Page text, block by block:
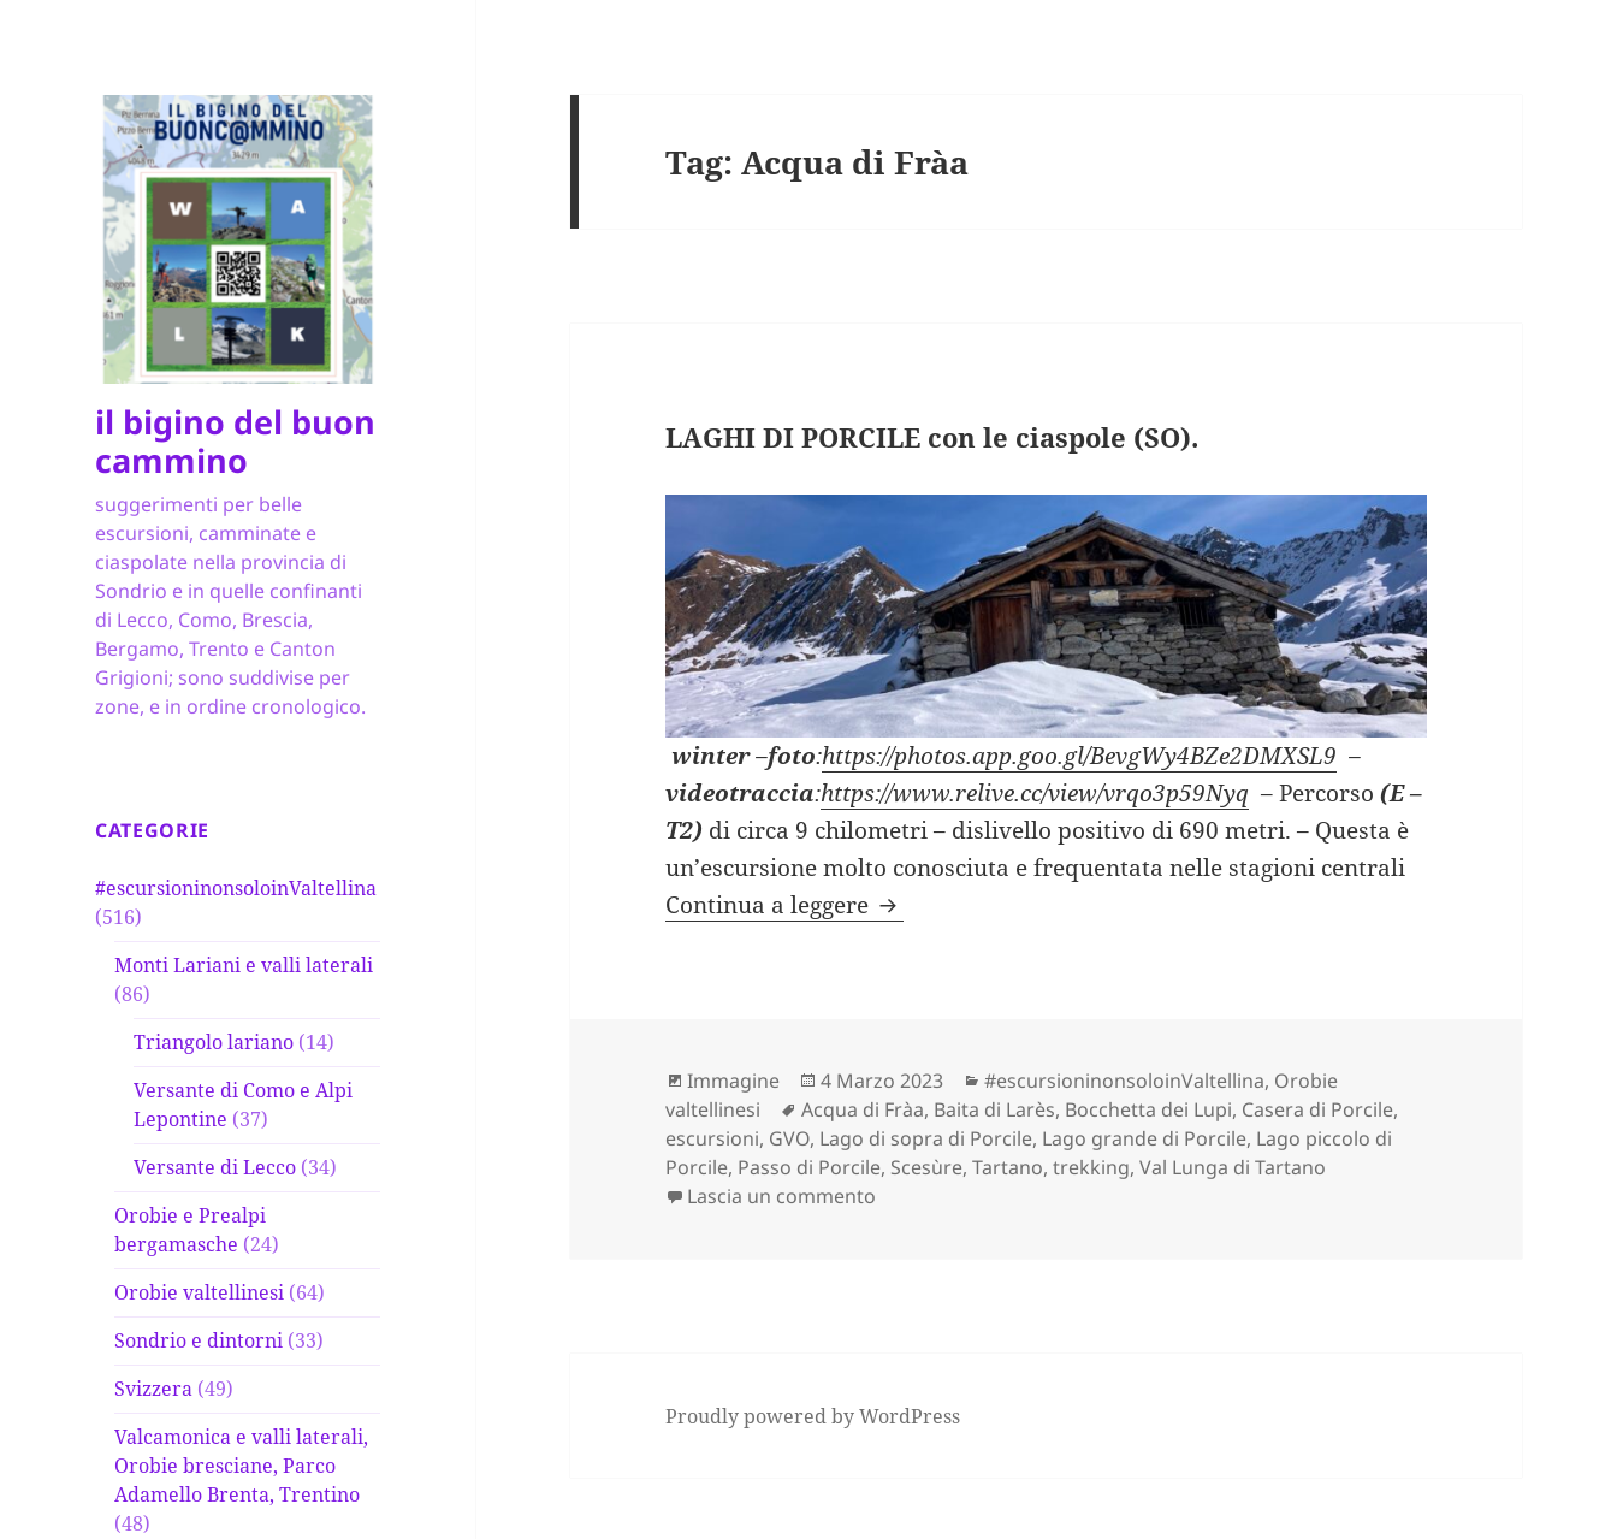
il bigino del buon
cammino
suggerimenti per belle
escursioni, camminate e
ciaspolate nella provincia di
Sondrio e in quelle confinanti
di Lecco, Como, Brescia,
Bergamo, Trento e Canton
Grigioni; sono suddivise per
zone, e in ordine cronologico.
CATEGORIE
#escursioninonsoloinValtellina
(516)
Monti Lariani e valli laterali
(86)
Triangolo lariano (14)
Versante di Como e Alpi
Lepontine (37)
Versante di Lecco (34)
Orobie e Prealpi
bergamasche (24)
Orobie valtellinesi (64)
Sondrio e dintorni (33)
Svizzera (49)
Valcamonica e valli laterali,
Orobie bresciane, Parco
Adamello Brenta, Trentino
(48)
Tag:Acqua di Fràa
LAGHI DI PORCILE con le ciaspole (SO).
winter–foto:https://photos.app.goo.gl/BevgWy4BZe2DMXSL9 –
videotraccia:https://www.relive.cc/view/vrqo3p59Nyq – Percorso(E –
T2) di circa 9 chilometri – dislivello positivo di 690 metri. – Questa è
un’escursione molto conosciuta e frequentata nelle stagioni centrali
Continua a leggere LAGHI DI PORCILE con le ciaspole (SO).
Formato
Immagine
Scritto
il
4 Marzo 2023 Categorie
#escursioninonsoloinValtellina, Orobie
valtellinesi
Tag
Acqua di Fràa, Baita di Larès, Bocchetta dei Lupi, Casera di Porcile,
escursioni, GVO, Lago di sopra di Porcile, Lago grande di Porcile, Lago piccolo di
Porcile, Passo di Porcile, Scesùre,Tartano,trekking,Val Lunga di Tartano
Lascia un commento
Proudly powered by WordPress